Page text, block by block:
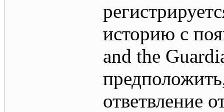
историю с
and the
ответвление